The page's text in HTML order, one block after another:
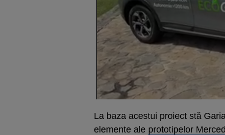
La baza acestui proiect stă
elemente ale prototipelor